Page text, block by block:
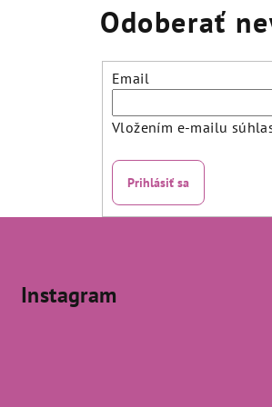
Odoberať
Email
Vložením e-mailu
Prihlásiť sa
Instagram